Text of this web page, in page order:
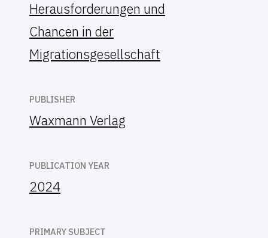
Herausforderungen und
Chancen in der
Migrationsgesellschaft
PUBLISHER
Waxmann Verlag
PUBLICATION YEAR
2024
PRIMARY SUBJECT